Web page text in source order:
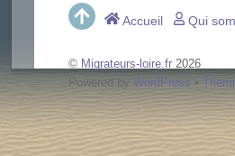
Accueil Qui
© Migrateurs-loire.fr 2026
Powered byWordPress •